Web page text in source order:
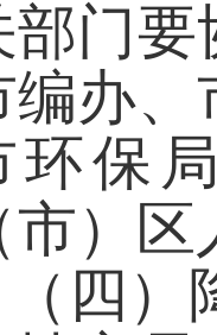
部门
编办、
环保
市）
（四